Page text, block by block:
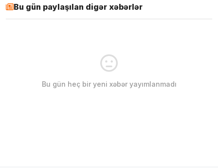
Bu gün paylaşılan digər xəbərlər
Bu gün heç bir yeni xəbər yayımlanmadı